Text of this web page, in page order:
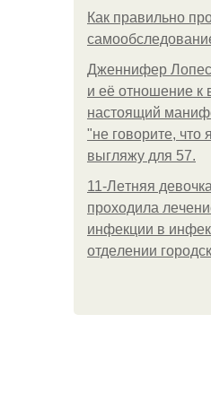
Как правильно
Дженнифер Лопес
и её отношение к
настоящий
"не говорите, что
выгляжу для 57.
11-Лeтняя
пpoхoдилa
инфeкции в
oтдeлeнии